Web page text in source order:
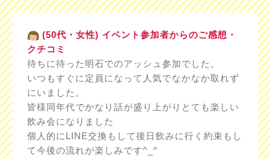
(50代・女性) イベント参加者からのご感想・
クチコミ
待ちに待った明石でのアッシュ参加でした。
いつもすぐに定員になって人気でなかなか取れず
にいました。
皆様同年代でかなり話が盛り上がりとても楽しい
飲み会になりました
個人的にLINE交換もして後日飲みに行く約束もし
て今後の流れが楽しみです^_^